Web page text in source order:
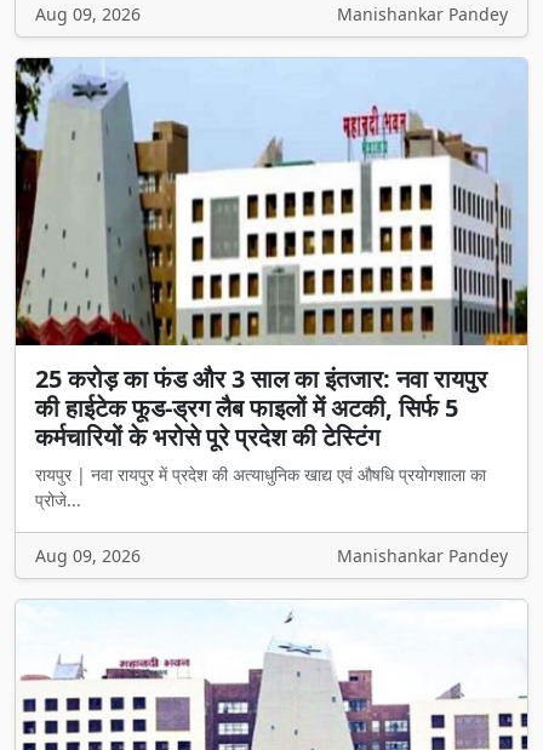
Aug 09, 2026 Manishankar Pandey
25 करोड़ का फंड और 3 साल का इंतजार: नवा रायपुर
की हाईटेक फूड-ड्रग लैब फाइलों में अटकी, सिर्फ 5
कर्मचारियों के भरोसे पूरे प्रदेश की टेस्टिंग
रायपुर | नवा रायपुर में प्रदेश की अत्याधुनिक खाद्य एवं औषधि प्रयोगशाला का
प्रोजे...
Aug 09, 2026 Manishankar Pandey